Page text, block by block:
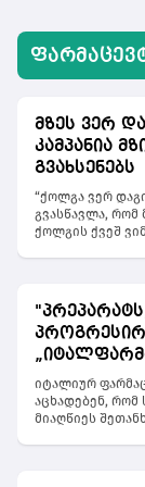
მზეს ვერ
კამპანია
გვახსენებს
“ქოლგა ვერ
გვასწავლა, რომ
ქოლგის ქვეშ
მთავარი
შარშან
გამოუცხადა
გზავნილს
გამოსხივებამ
მანქანაშიც,
ყველგან. ამ
იტალიურ
აცხადებენ, რომ
მიაღწიეს